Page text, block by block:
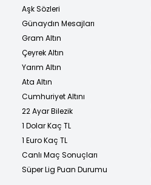
Aşk Sözleri
Günaydın Mesajları
Gram Altın
Çeyrek Altın
Yarım Altın
Ata Altın
Cumhuriyet Altını
22 Ayar Bilezik
1 Dolar Kaç TL
1 Euro Kaç TL
Canlı Maç Sonuçları
Süper Lig Puan Durumu